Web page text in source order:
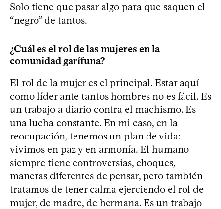
Solo tiene que pasar algo para que saquen el
“negro” de tantos.
¿Cuál es el rol de las mujeres en la
comunidad garífuna?
El rol de la mujer es el principal. Estar aquí
como líder ante tantos hombres no es fácil. Es
un trabajo a diario contra el machismo. Es
una lucha constante. En mi caso, en la
reocupación, tenemos un plan de vida:
vivimos en paz y en armonía. El humano
siempre tiene controversias, choques,
maneras diferentes de pensar, pero también
tratamos de tener calma ejerciendo el rol de
mujer, de madre, de hermana. Es un trabajo